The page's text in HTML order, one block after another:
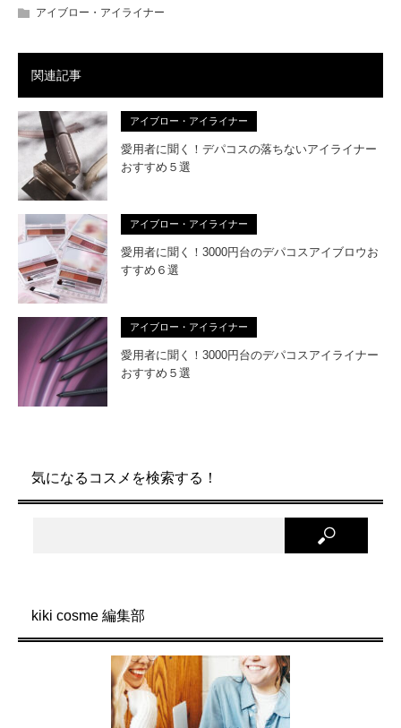
アイブロー・アイライナー
関連記事
アイブロー・アイライナー
愛用者に聞く！デパコスの落ちないアイライナー
おすすめ５選
アイブロー・アイライナー
愛用者に聞く！3000円台のデパコスアイブロウお
すすめ６選
アイブロー・アイライナー
愛用者に聞く！3000円台のデパコスアイライナー
おすすめ５選
気になるコスメを検索する！
kiki cosme 編集部